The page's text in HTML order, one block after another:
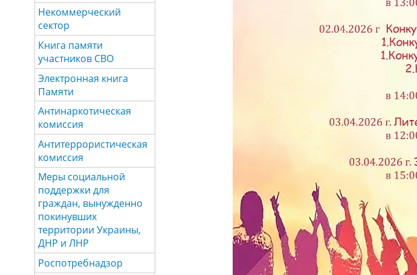
Некоммерческий
сектор
Книга памяти
участников СВО
Электронная книга
Памяти
Антинаркотическая
комиссия
Антитеррористическая
комиссия
Меры социальной
поддержки для
граждан, вынужденно
покинувших
территории Украины,
ДНР и ЛНР
Роспотребнадзор